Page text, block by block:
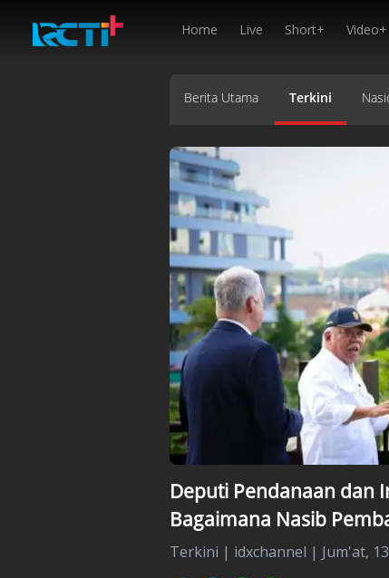
Home Live Short+ Video+
Berita Utama Terkini
Deputi Pendanaan dan
Bagaimana Nasib
Terkini | idxchannel | Jum'at,